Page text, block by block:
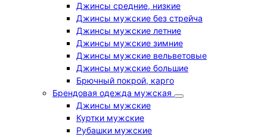
Джинсы средние, низкие
Джинсы мужские без стрейча
Джинсы мужские летние
Джинсы мужские зимние
Джинсы мужские вельветовые
Джинсы мужские большие
Брючный покрой, карго
Брендовая одежда мужская
Джинсы мужские
Куртки мужские
Рубашки мужские